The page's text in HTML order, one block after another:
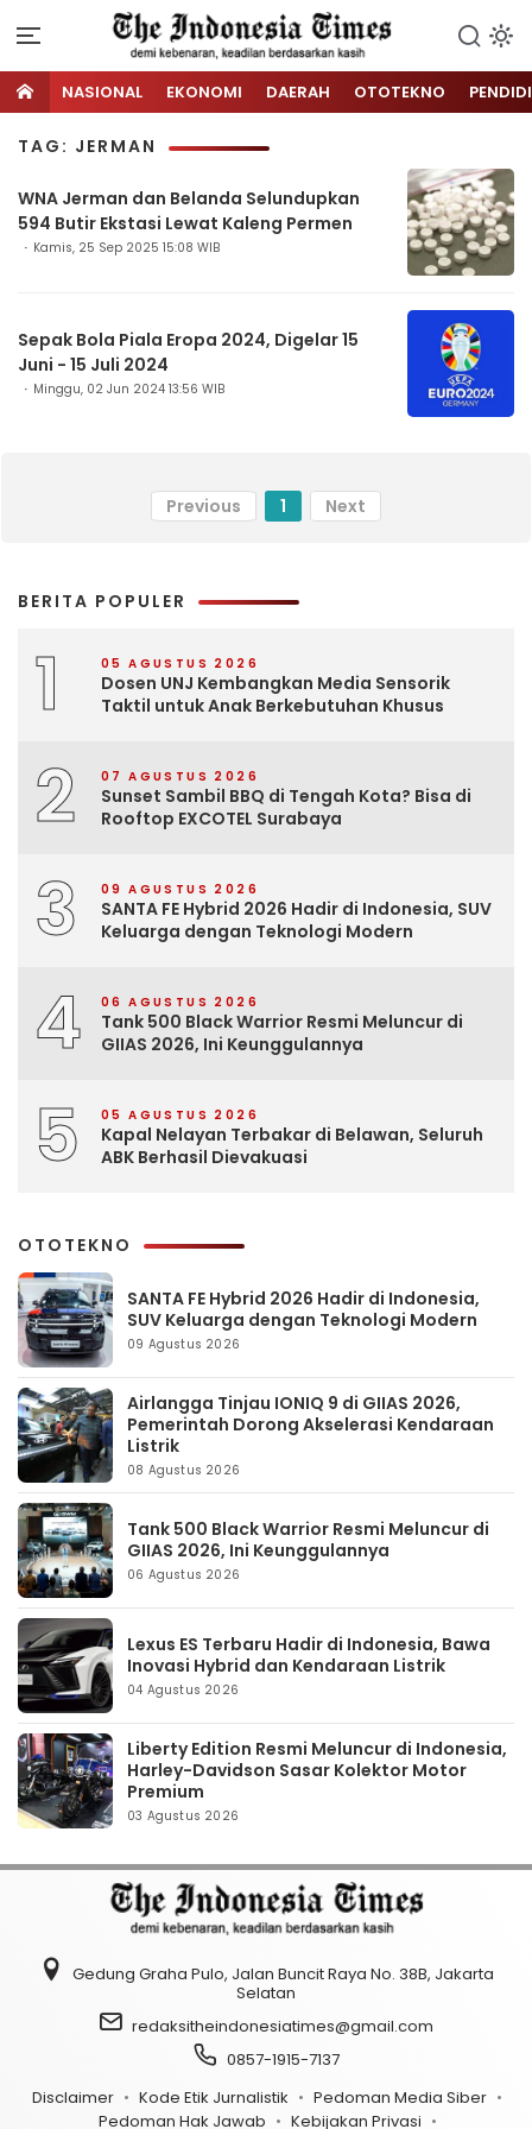
NASIONAL EKONOMI DAERAH OTOTEKNO
TAG: JERMAN
WNA Jerman dan Belanda Selundupkan
594 Butir Ekstasi Lewat Kaleng Permen
Kamis, 25 Sep 2025 15:08 WIB
Sepak Bola Piala Eropa 2024, Digelar 15
Juni - 15 Juli 2024
Minggu, 02 Jun 2024 13:56 WIB
Previous 1 Next
BERITA POPULER
1 05 AGUSTUS 2026
Dosen UNJ Kembangkan Media Sensorik
Taktil untuk Anak Berkebutuhan Khusus
2 07 AGUSTUS 2026
Sunset Sambil BBQ di Tengah Kota? Bisa di
Rooftop EXCOTEL Surabaya
3 09 AGUSTUS 2026
SANTA FE Hybrid 2026 Hadir di Indonesia, SUV
Keluarga dengan Teknologi Modern
4 06 AGUSTUS 2026
Tank 500 Black Warrior Resmi Meluncur di
GIIAS 2026, Ini Keunggulannya
5 05 AGUSTUS 2026
Kapal Nelayan Terbakar di Belawan, Seluruh
ABK Berhasil Dievakuasi
OTOTEKNO
SANTA FE Hybrid 2026 Hadir di Indonesia,
SUV Keluarga dengan Teknologi Modern
09 Agustus 2026
Airlangga Tinjau IONIQ 9 di GIIAS 2026,
Pemerintah Dorong Akselerasi Kendaraan
Listrik
08 Agustus 2026
Tank 500 Black Warrior Resmi Meluncur di
GIIAS 2026, Ini Keunggulannya
06 Agustus 2026
Lexus ES Terbaru Hadir di Indonesia, Bawa
Inovasi Hybrid dan Kendaraan Listrik
04 Agustus 2026
Liberty Edition Resmi Meluncur di Indonesia,
Harley-Davidson Sasar Kolektor Motor
Premium
03 Agustus 2026
Gedung Graha Pulo, Jalan Buncit Raya No. 38B, Jakarta
Selatan
redaksitheindonesiatimes@gmail.com
0857-1915-7137
Disclaimer
Kode Etik Jurnalistik
Pedoman Media Siber
Pedoman Hak Jawab
Kebijakan Privasi